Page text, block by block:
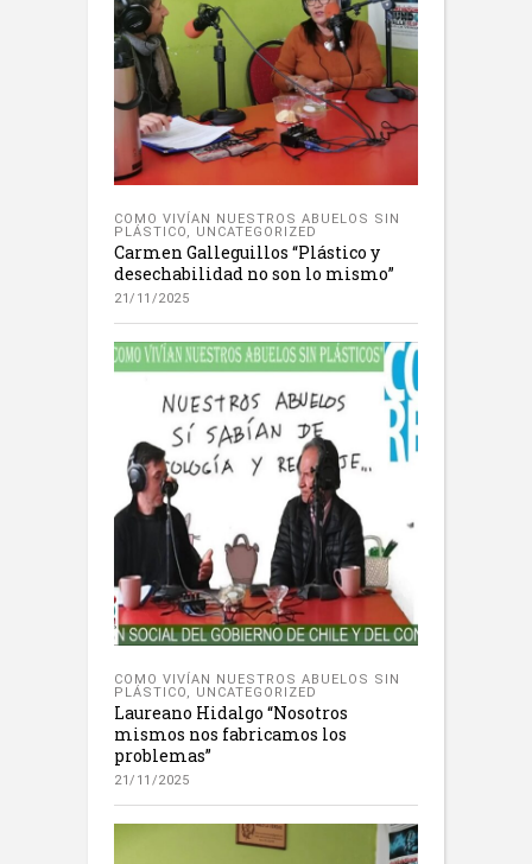
COMO VIVÍAN NUESTROS ABUELOS SIN
PLÁSTICO, UNCATEGORIZED
Carmen Galleguillos “Plástico y
desechabilidad no son lo mismo”
21/11/2025
COMO VIVÍAN NUESTROS ABUELOS SIN
PLÁSTICO, UNCATEGORIZED
Laureano Hidalgo “Nosotros
mismos nos fabricamos los
problemas”
21/11/2025